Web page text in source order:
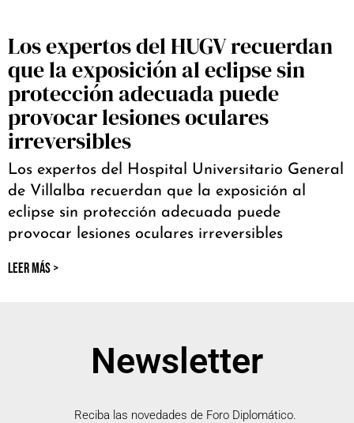
Los expertos del HUGV recuerdan
que la exposición al eclipse sin
protección adecuada puede
provocar lesiones oculares
irreversibles
Los expertos del Hospital Universitario General
de Villalba recuerdan que la exposición al
eclipse sin protección adecuada puede
provocar lesiones oculares irreversibles
LEER MÁS >
Newsletter
Reciba las novedades de Foro Diplomático.